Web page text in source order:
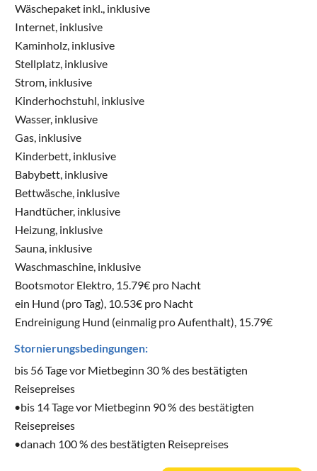
Wäschepaket inkl., inklusive
Internet, inklusive
Kaminholz, inklusive
Stellplatz, inklusive
Strom, inklusive
Kinderhochstuhl, inklusive
Wasser, inklusive
Gas, inklusive
Kinderbett, inklusive
Babybett, inklusive
Bettwäsche, inklusive
Handtücher, inklusive
Heizung, inklusive
Sauna, inklusive
Waschmaschine, inklusive
Bootsmotor Elektro, 15.79€ pro Nacht
ein Hund (pro Tag), 10.53€ pro Nacht
Endreinigung Hund (einmalig pro Aufenthalt), 15.79€
Stornierungsbedingungen:
bis 56 Tage vor Mietbeginn 30 % des bestätigten
Reisepreises
•bis 14 Tage vor Mietbeginn 90 % des bestätigten
Reisepreises
•danach 100 % des bestätigten Reisepreises